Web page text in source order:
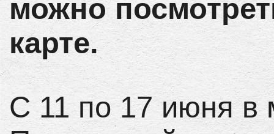
можно
карте.
С 11 по 17 июня в